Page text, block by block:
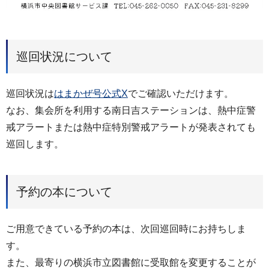
巡回状況について
巡回状況ははまかぜ号公式Xでご確認いただけます。
なお、集会所を利用する南日吉ステーションは、熱中症警
戒アラートまたは熱中症特別警戒アラートが発表されても
巡回します。
予約の本について
ご用意できている予約の本は、次回巡回時にお持ちしま
す。
また、最寄りの横浜市立図書館に受取館を変更することが